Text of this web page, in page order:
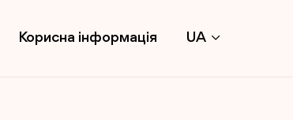
Корисна інформація UA